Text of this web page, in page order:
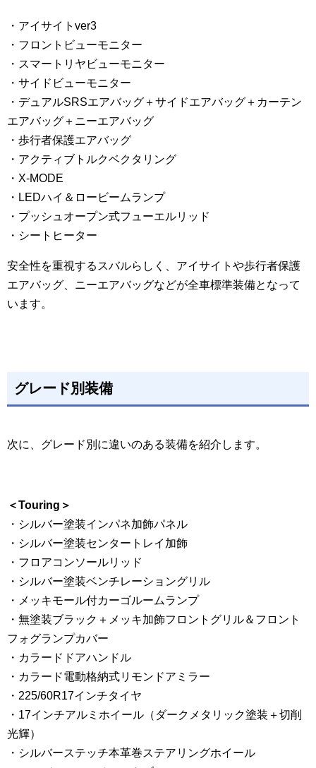
・アイサイトver3
・フロントビューモニター
・スマートリヤビューモニター
・サイドビューモニター
・デュアルSRSエアバッグ＋サイドエアバッグ＋カーテン
エアバッグ＋ニーエアバッグ
・歩行者保護エアバッグ
・アクティブトルクベクタリング
・X-MODE
・LEDハイ＆ロービームランプ
・プッシュオープン式フューエルリッド
・シートヒーター
安全性を重視するスバルらしく、アイサイトや歩行者保護
エアバッグ、ニーエアバッグなどが全車標準装備となって
います。
グレード別装備
次に、グレード別に違いのある装備を紹介します。
＜Touring＞
・シルバー塗装インパネ加飾パネル
・シルバー塗装センタートレイ加飾
・フロアコンソールリッド
・シルバー塗装ベンチレーショングリル
・メッキモール付カーゴルームランプ
・無塗装ブラック＋メッキ加飾フロントグリル＆フロント
フォグランプカバー
・カラードドアハンドル
・カラード電動格納式リモンドアミラー
・225/60R17インチタイヤ
・17インチアルミホイール（ダークメタリック塗装＋切削
光輝）
・シルバーステッチ本革巻ステアリングホイール